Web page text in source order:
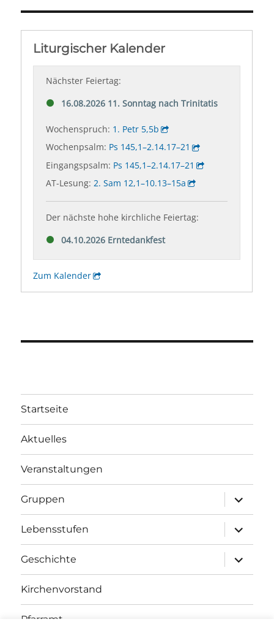
Startseite
Aktuelles
Veranstaltungen
Gruppen
öffnen
Lebensstufen
öffnen
Geschichte
öffnen
Kirchenvorstand
Pfarramt